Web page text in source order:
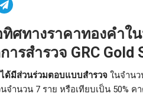
ศทางราคาทองคำใ
ารสำรวจ GRC
ด้มีส่วนร่วมตอบแบบสำรวจ ในจำนว
ำนวน 7 ราย หรือเทียบเป็น 50% ค